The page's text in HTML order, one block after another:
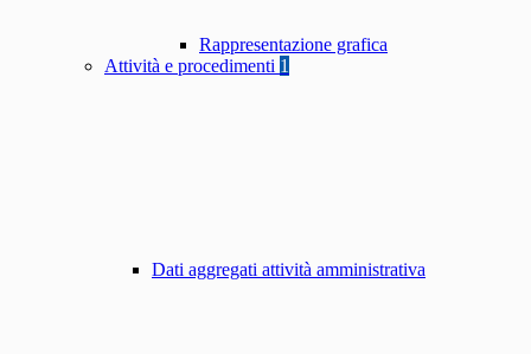
Rappresentazione grafica
Attività e procedimenti 1
Dati aggregati attività amministrativa